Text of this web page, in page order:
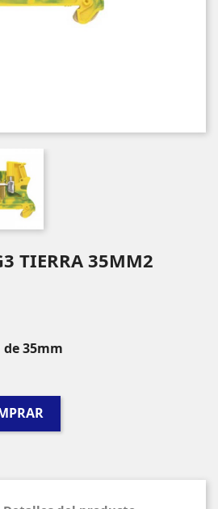
TIERRA 35MM2
35mm